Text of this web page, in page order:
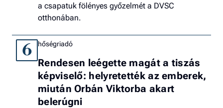
a csapatuk fölényes győzelmét a DVSC
otthonában.
6 hőségriadó
Rendesen leégette magát a tiszás
képviselő: helyretették az emberek,
miután Orbán Viktorba akart
belerúgni